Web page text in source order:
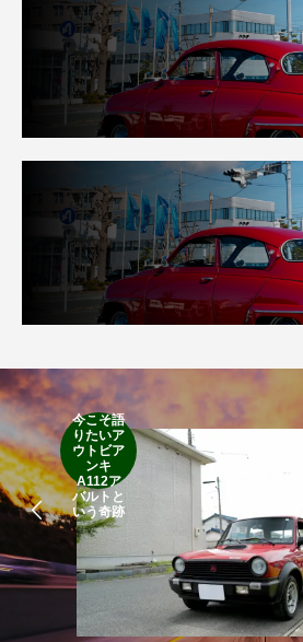
今こそ語
りたいア
ウトビア
ンキ
A112ア
バルトと
いう奇跡